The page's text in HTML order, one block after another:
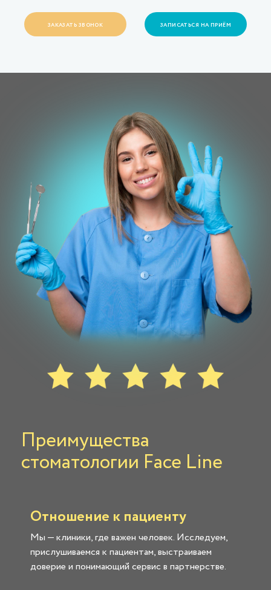
ЗАКАЗАТЬ ЗВОНОК ЗАПИСАТЬСЯ НА ПРИЁМ
Преимущества
стоматологии Face Line
Отношение к пациенту
Мы — клиники, где важен человек. Исследуем,
прислушиваемся к пациентам, выстраиваем
доверие и понимающий сервис в партнерстве.